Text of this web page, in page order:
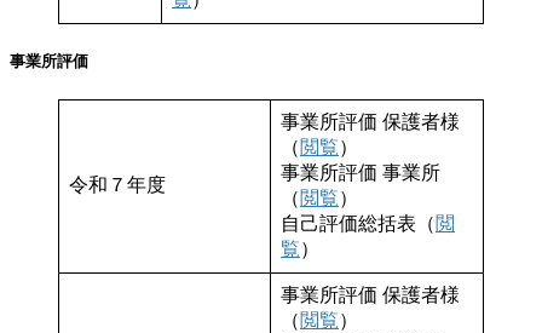
事業所評価
令和７年度
事業所評価 保護者様
（閲覧）
事業所評価 事業所
（閲覧）
自己評価総括表（閲
覧）
事業所評価 保護者様
（閲覧）